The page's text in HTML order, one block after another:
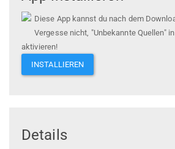
Diese App kannst du nach dem
Vergesse nicht, "Unbekannte Quellen"
aktivieren!
INSTALLIEREN
Details